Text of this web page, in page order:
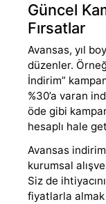
Güncel
Fırsatlar
Avansas, yıl
düzenler.
İndirim”
%30’a varan
öde gibi
hesaplı hale
Avansas
kurumsal
Siz de
fiyatlarla almak